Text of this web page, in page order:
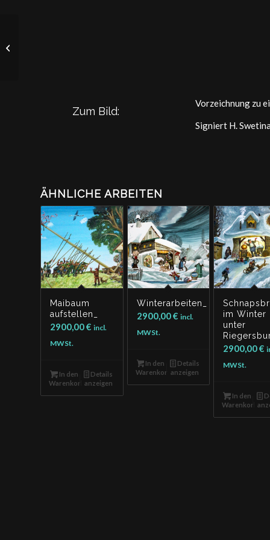
Zum Bild:
Vorzeichnung zu
Signiert H.
ÄHNLICHE ARBEITEN
Maibaum
aufstellen_
2900,00€ incl.
MWSt.
In den
Warenkorb
Details
anzeigen
Winterarbeiten_
2900,00€ incl.
MWSt.
In den
Warenkorb
Details
anzeigen
im Winter
unter
2900,00€
MWSt.
In den
Warenkorb